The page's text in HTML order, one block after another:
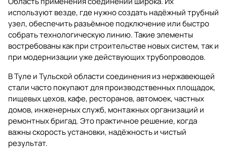
используют везде, где нужно создать надёжный трубный
узел, обеспечить разъёмное подключение или быстро
собрать технологическую линию. Такие элементы
востребованы как при строительстве новых систем, так и
при модернизации уже действующих трубопроводов.
В Туле и Тульской области соединения из нержавеющей
стали часто покупают для производственных площадок,
пищевых цехов, кафе, ресторанов, автомоек, частных
домов, инженерных служб, монтажных организаций и
ремонтных бригад. Это практичное решение, когда
важны скорость установки, надёжность и чистый
результат.